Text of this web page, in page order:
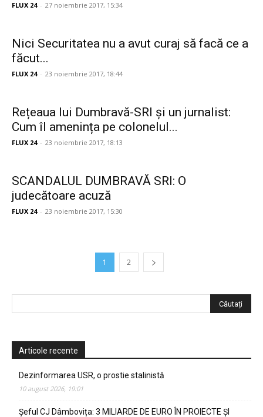
FLUX 24 - 27 noiembrie 2017, 15:34
Nici Securitatea nu a avut curaj să facă ce a
făcut...
FLUX 24 - 23 noiembrie 2017, 18:44
Rețeaua lui Dumbravă-SRI și un jurnalist:
Cum îl amenința pe colonelul...
FLUX 24 - 23 noiembrie 2017, 18:13
SCANDALUL DUMBRAVĂ SRI: O
judecătoare acuză
FLUX 24 - 23 noiembrie 2017, 15:30
1 2
Articole recente
Dezinformarea USR, o prostie stalinistă
10 august 2026, 19:01
Șeful CJ Dâmbovița: 3 MILIARDE DE EURO ÎN PROIECTE ȘI